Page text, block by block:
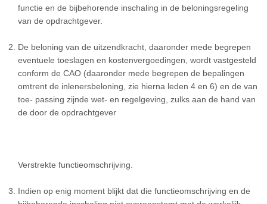
functie en de bijbehorende inschaling in de beloningsregeling
van de opdrachtgever.
De beloning van de uitzendkracht, daaronder mede begrepen
eventuele toeslagen en kostenvergoedingen, wordt vastgesteld
conform de CAO (daaronder mede begrepen de bepalingen
omtrent de inlenersbeloning, zie hierna leden 4 en 6) en de van
toe- passing zijnde wet- en regelgeving, zulks aan de hand van
de door de opdrachtgever
Verstrekte functieomschrijving.
Indien op enig moment blijkt dat die functieomschrijving en de